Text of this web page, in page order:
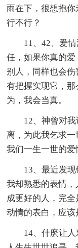
雨在下，很想抱
行不行？
11、42、爱
任，如果你真的
别人，同样也会
有把握实现它，
为，我会当真。
12、神曾对
离，为此我乞求
我们一生一世的爱
13、最近发
我却熟悉的表情
成更好的人，完
动情的表白，应该
14、什麽让